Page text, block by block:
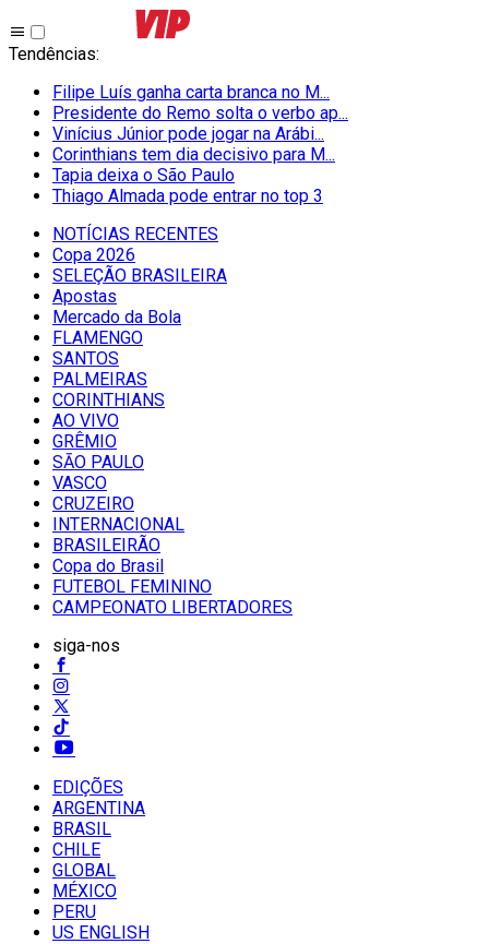
Tendências:
Filipe Luís ganha carta branca no M...
Presidente do Remo solta o verbo ap...
Vinícius Júnior pode jogar na Arábi...
Corinthians tem dia decisivo para M...
Tapia deixa o São Paulo
Thiago Almada pode entrar no top 3
NOTÍCIAS RECENTES
Copa 2026
SELEÇÃO BRASILEIRA
Apostas
Mercado da Bola
FLAMENGO
SANTOS
PALMEIRAS
CORINTHIANS
AO VIVO
GRÊMIO
SĀO PAULO
VASCO
CRUZEIRO
INTERNACIONAL
BRASILEIRÃO
Copa do Brasil
FUTEBOL FEMININO
CAMPEONATO LIBERTADORES
siga-nos
EDIÇÕES
ARGENTINA
BRASIL
CHILE
GLOBAL
MÉXICO
PERU
US ENGLISH